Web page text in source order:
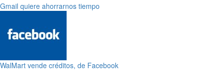
Gmail quiere ahorrarnos tiempo
WalMart vende créditos, de Facebook